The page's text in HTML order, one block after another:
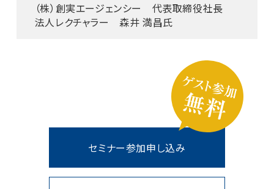
（株）創実エージェンシー 代表取締役社長
法人レクチャラー 森井 満昌氏
セミナー参加申し込み